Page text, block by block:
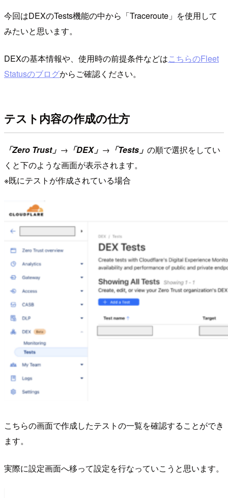
今回はDEXのTests機能の中から「Traceroute」を使用して
みたいと思います。
DEXの基本情報や、使用時の前提条件などはこちらのFleet
Statusのブログからご確認ください。
テスト内容の作成の仕方
「Zero Trust」 → 「DEX」 → 「Tests」 の順で選択をしてい
くと下のような画面が表示されます。
※既にテストが作成されている場合
こちらの画面で作成したテストの一覧を確認することができ
ます。
実際に設定画面へ移って設定を行なっていこうと思います。